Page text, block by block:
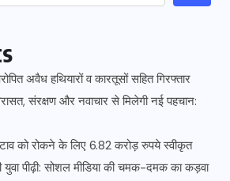
अवैध हथियारों व कारतूसों सहित गिरफ्तार
संरक्षण और नवाचार से मिलेगी नई पहचान:
को रोकने के लिए 6.82 करोड़ रुपये स्वीकृत
पीढ़ी: सोशल मीडिया की चमक-दमक का कड़वा